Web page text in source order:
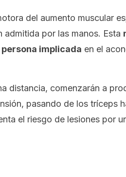
del aumento muscular
admitida por las manos. Esta
implicada en el
distancia, comenzarán a
pasando de los tríceps
el riesgo de lesiones por